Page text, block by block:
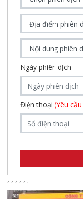
Ngày phiên dịch
Điện thoại (Yêu
, , , , , ,